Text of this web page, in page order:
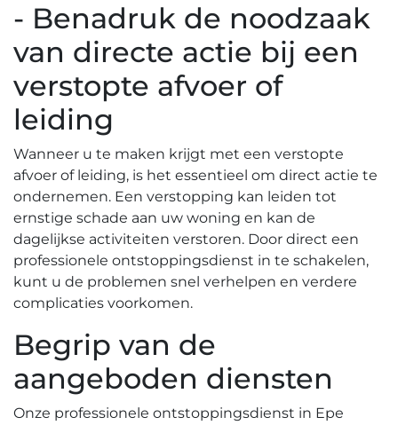
- Benadruk de noodzaak
van directe actie bij een
verstopte afvoer of
leiding
Wanneer u te maken krijgt met een verstopte
afvoer of leiding, is het essentieel om direct actie te
ondernemen.​ Een verstopping kan leiden tot
ernstige schade aan uw woning en kan de
dagelijkse activiteiten verstoren.​ Door direct een
professionele ontstoppingsdienst in te schakelen,
kunt u de problemen snel verhelpen en verdere
complicaties voorkomen.​
Begrip van de
aangeboden diensten
Onze professionele ontstoppingsdienst in Epe